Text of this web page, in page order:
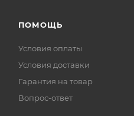
ПОМОЩЬ
Условия оплаты
Условия доставки
Гарантия на товар
Вопрос-ответ